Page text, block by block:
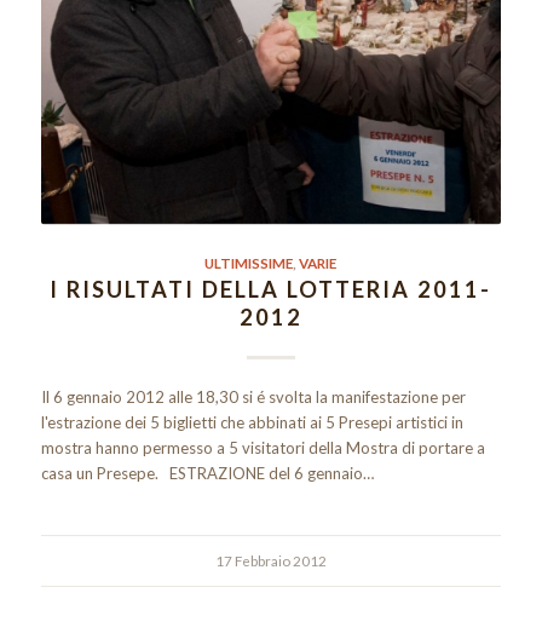
ULTIMISSIME ,VARIE
I RISULTATI DELLA LOTTERIA 2011-
2012
Il 6 gennaio 2012 alle 18,30 si é svolta la manifestazione per
l'estrazione dei 5 biglietti che abbinati ai 5 Presepi artistici in
mostra hanno permesso a 5 visitatori della Mostra di portare a
casa un Presepe. ESTRAZIONE del 6 gennaio…
17 Febbraio 2012